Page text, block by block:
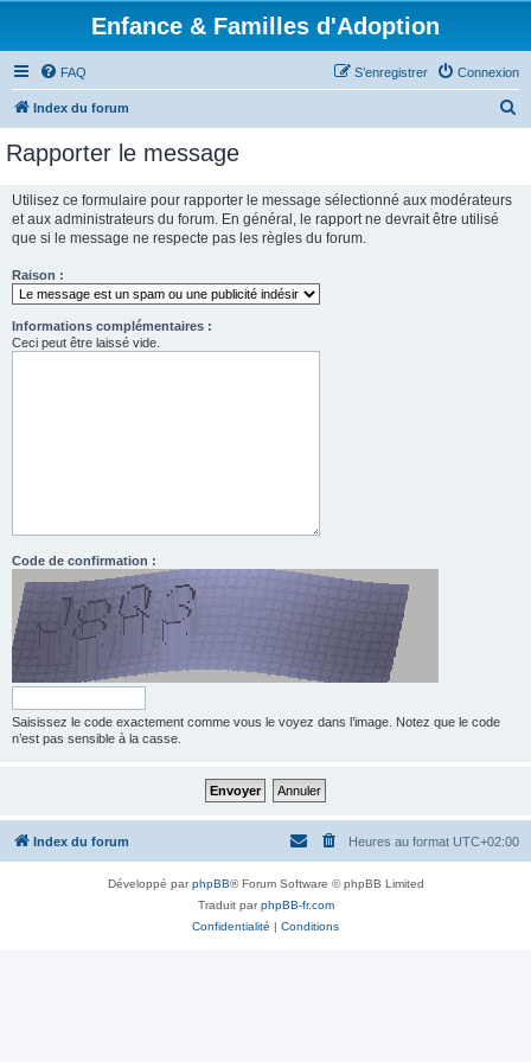
Enfance & Familles d'Adoption
FAQ Connexion
S’enregistrer
Index du forum
Rapporter le message
Utilisez ce formulaire pour rapporter le message sélectionné aux modérateurs
et aux administrateurs du forum. En général, le rapport ne devrait être utilisé
que si le message ne respecte pas les règles du forum.
Raison :
Informations complémentaires :
Ceci peut être laissé vide.
Code de confirmation :
Saisissez le code exactement comme vous le voyez dans l’image. Notez que le code
n’est pas sensible à la casse.
Index du forum Heures au format UTC+02:00
Développé parphpBB® Forum Software © phpBB Limited
Traduit parphpBB-fr.com
Confidentialité | Conditions